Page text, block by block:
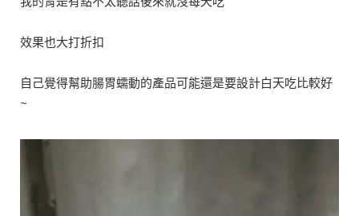
效果也大打折扣
自己覺得幫助腸胃蠕動的產品可能還是要設計白天吃比較好
~